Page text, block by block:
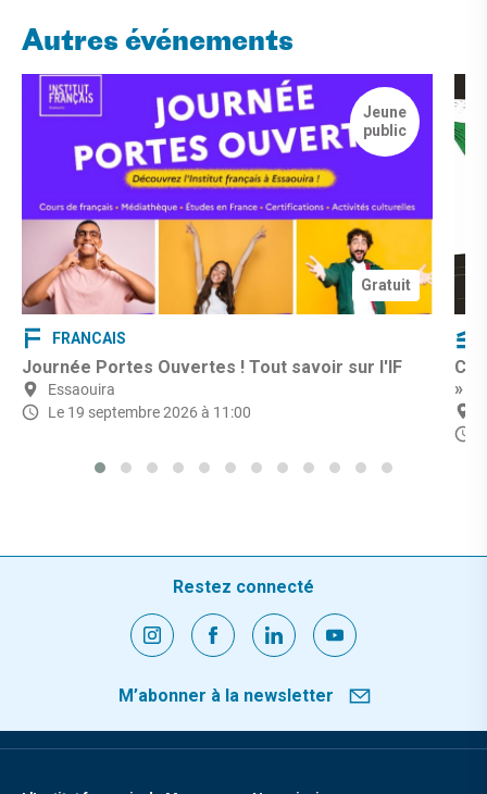
Autres événements
Gratuit
Jeune
public
FRANCAIS
Journée Portes Ouvertes ! Tout savoir sur l'IF
Essaouira
Le 19 septembre 2026 à 11:00
»
Restez connecté
M’abonner à la newsletter